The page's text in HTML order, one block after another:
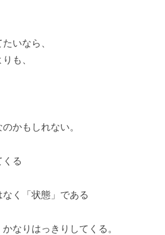
いなら、
も、
かもしれない。
る
く「状態」である
なりはっきりしてくる。